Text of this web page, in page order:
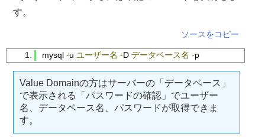
す。
ソースをコピー
mysql -u ユーザー名 -D データベース名 -p
Value Domainの方はサーバーの「データベース」
で表示される「パスワードの確認」でユーザー
名、データベース名、パスワードが取得できま
す。